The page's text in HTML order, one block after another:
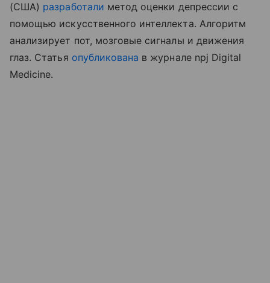
(США) разработали метод оценки депрессии с
помощью искусственного интеллекта. Алгоритм
анализирует пот, мозговые сигналы и движения
глаз. Статья опубликована в журнале npj Digital
Medicine.